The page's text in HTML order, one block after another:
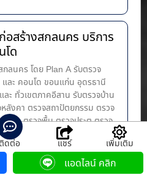
สร้างสกลนคร บริการ
โด
ลนคร โดย Plan A รับตรวจ
ละ คอนโด ขอนแก่น อุดรธานี
ะ ทั่วเขตภาคอีสาน รับตรวจบ้าน
ลังคา ตรวจสถาปัตยกรรม ตรวจ
ผนัง ตรวจพื้น ตรวจประตู ตรวจ
แรงดันน้ำ เช็คการรั่วซึมของ
งสร้างใต้หลังคา ตรวจโครง
งหลังคา ตรวจระบบระบายอากาศ
ดความชื้น หรือ คราบน้ำซึม ตรวจ
ติดต่อ แชร์ เพิ่มเติม
แอดไลน์ คลิก